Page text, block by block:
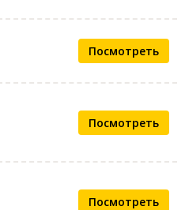
Посмотреть
Посмотреть
Посмотреть